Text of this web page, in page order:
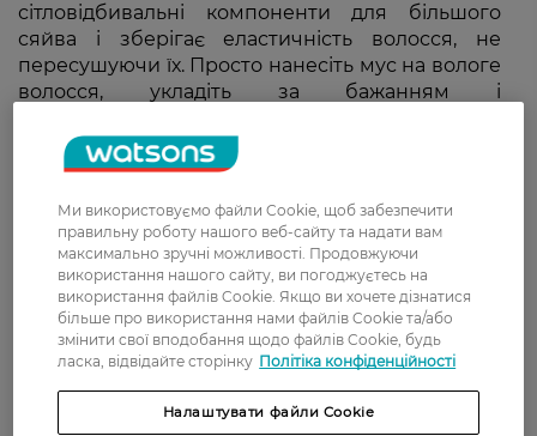
сітловідбивальні компоненти для більшого
сяйва і зберігає еластичність волосся, не
пересушуючи їх. Просто нанесіть мус на вологе
волосся, укладіть за бажанням і
блискучими кучерями до 48 годин.
Ми використовуємо файли Cookie, щоб забезпечити
правильну роботу нашого веб-сайту та надати вам
максимально зручні можливості. Продовжуючи
використання нашого сайту, ви погоджуєтесь на
використання файлів Cookie. Якщо ви хочете дізнатися
більше про використання нами файлів Cookie та/або
змінити свої вподобання щодо файлів Cookie, будь
ласка, відвідайте сторінку Політіка конфіденційності
Налаштувати файли Cookie